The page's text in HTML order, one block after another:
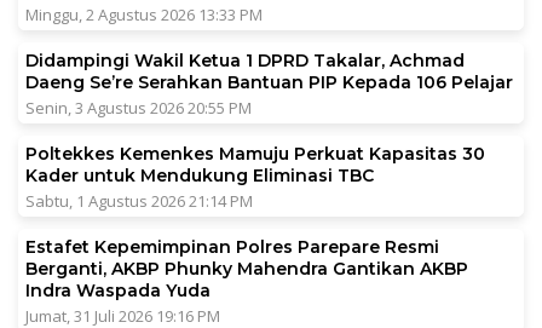
Minggu, 2 Agustus 2026 13:33 PM
Didampingi Wakil Ketua 1 DPRD Takalar, Achmad
Daeng Se’re Serahkan Bantuan PIP Kepada 106 Pelajar
Senin, 3 Agustus 2026 20:55 PM
Poltekkes Kemenkes Mamuju Perkuat Kapasitas 30
Kader untuk Mendukung Eliminasi TBC
Sabtu, 1 Agustus 2026 21:14 PM
Estafet Kepemimpinan Polres Parepare Resmi
Berganti, AKBP Phunky Mahendra Gantikan AKBP
Indra Waspada Yuda
Jumat, 31 Juli 2026 19:16 PM